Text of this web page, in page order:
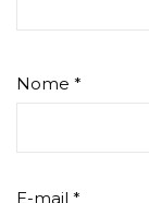
Nome *
E-mail *